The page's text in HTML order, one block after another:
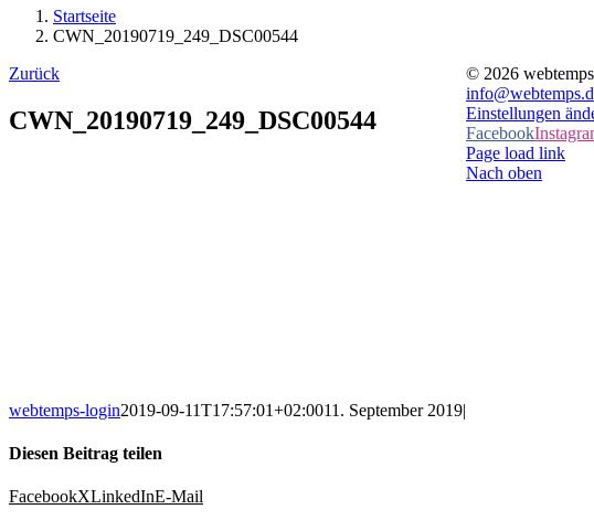
Startseite
CWN_20190719_249_DSC00544
Zurück
CWN_20190719_249_DSC00544
webtemps-login2019-09-11T17:57:01+02:0011. September 2019|
Diesen Beitrag teilen
FacebookXLinkedInE-Mail
© 2026
Einstellungen
Facebook
Page load link
Nach oben